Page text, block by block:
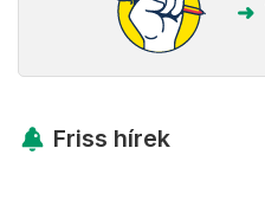
Friss hírek